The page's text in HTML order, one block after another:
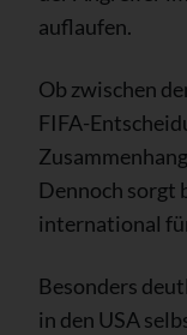
auflaufen.
Ob zwischen
FIFA-
Dennoch sorgt
international
Besonders
in den USA